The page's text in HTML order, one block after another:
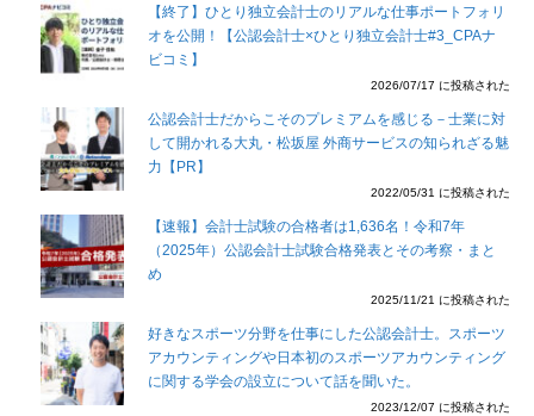
【終了】ひとり独立会計士のリアルな仕事ポートフォリ
オを公開！【公認会計士×ひとり独立会計士#3_CPAナ
ビコミ】
2026/07/17 に投稿された
公認会計士だからこそのプレミアムを感じる－士業に対
して開かれる大丸・松坂屋 外商サービスの知られざる魅
力【PR】
2022/05/31 に投稿された
【速報】会計士試験の合格者は1,636名！令和7年
（2025年）公認会計士試験合格発表とその考察・まと
め
2025/11/21 に投稿された
好きなスポーツ分野を仕事にした公認会計士。スポーツ
アカウンティングや日本初のスポーツアカウンティング
に関する学会の設立について話を聞いた。
2023/12/07 に投稿された